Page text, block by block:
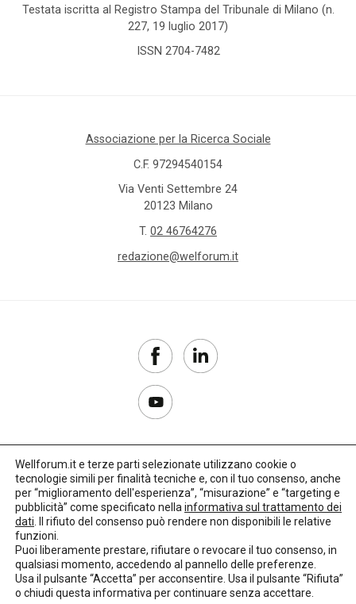
Testata iscritta al Registro Stampa del Tribunale di Milano (n.
227, 19 luglio 2017)
ISSN 2704-7482
Associazione per la Ricerca Sociale
C.F. 97294540154
Via Venti Settembre 24
20123 Milano
T. 02 46764276
redazione@welforum.it
Copyright 2017–2026
Privacy Policy
Credits: LO Studio
Wellforum.it e terze parti selezionate utilizzano cookie o
tecnologie simili per finalità tecniche e, con il tuo consenso, anche
per “miglioramento dell'esperienza”, “misurazione” e “targeting e
pubblicità” come specificato nella informativa sul trattamento dei
dati . Il rifiuto del consenso può rendere non disponibili le relative
funzioni.
Puoi liberamente prestare, rifiutare o revocare il tuo consenso, in
qualsiasi momento, accedendo al pannello delle preferenze.
Usa il pulsante “Accetta” per acconsentire. Usa il pulsante “Rifiuta”
o chiudi questa informativa per continuare senza accettare.